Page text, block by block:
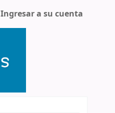
Ingresar a su cuenta